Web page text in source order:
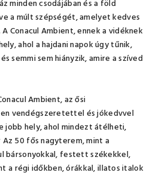
minden csodájában és a föld
a múlt szépségét, amelyet kedves
Conacul Ambient, ennek a vidéknek
ahol a hajdani napok úgy tűnik,
semmi sem hiányzik, amire a szíved
Ambient, az ősi
vendégszeretettel és jókedvvel
jobb hely, ahol mindezt átélheti,
50 fős nagyterem, mint a
bársonyokkal, festett székekkel,
a régi időkben, órákkal, illatos italok